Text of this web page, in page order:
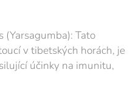
(Yarsagumba): Tato
v tibetských horách, je
účinky na imunitu,